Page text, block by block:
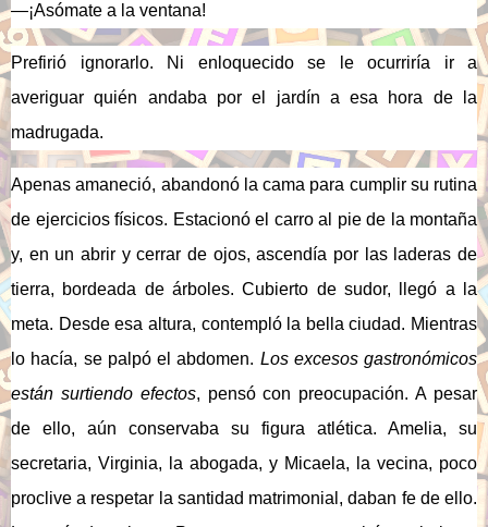
—¡Asómate a la ventana!
Prefirió ignorarlo. Ni enloquecido se le ocurriría ir a
averiguar quién andaba por el jardín a esa hora de la
madrugada.
Apenas amaneció, abandonó la cama para cumplir su rutina
de ejercicios físicos. Estacionó el carro al pie de la montaña
y, en un abrir y cerrar de ojos, ascendía por las laderas de
tierra, bordeada de árboles. Cubierto de sudor, llegó a la
meta. Desde esa altura, contempló la bella ciudad. Mientras
lo hacía, se palpó el abdomen. Los excesos gastronómicos
están surtiendo efectos, pensó con preocupación. A pesar
de ello, aún conservaba su figura atlética. Amelia, su
secretaria, Virginia, la abogada, y Micaela, la vecina, poco
proclive a respetar la santidad matrimonial, daban fe de ello.